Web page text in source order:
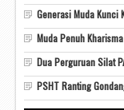
Generasi Muda Kunci
Muda Penuh
Dua Perguruan Silat
PSHT Ranting